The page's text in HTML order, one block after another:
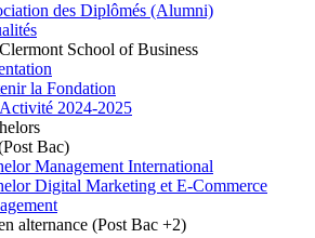
des Diplômés (Alumni)
School of Business
la Fondation
2024-2025
Bac)
Management International
Digital Marketing et E-Commerce
alternance (Post Bac +2)